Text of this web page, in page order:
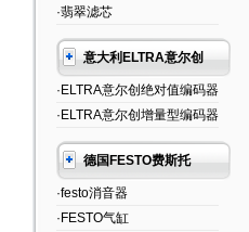
·翡翠滤芯
意大利ELTRA意尔创
·ELTRA意尔创绝对值编码器
·ELTRA意尔创增量型编码器
德国FESTO费斯托
·festo消音器
·FESTO气缸